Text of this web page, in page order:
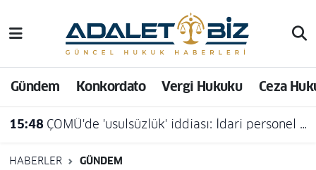
Gündem Konkordato Vergi Hukuku Ceza
15:48 ÇOMÜ'de 'usulsüzlük' iddiası: İdari personel açığa alındı
HABERLER GÜNDEM
Hava Durumu
Trafik Durumu
Süper Lig Puan Durumu ve Fikstür
Tüm Manşetler